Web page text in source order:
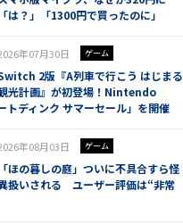
「は？」「1300円で買ったのに」
年07月30日 ゲーム
2版『A列車で行こう はじまる
光計画』が初登場！Nintendo
トディンク サマーセール」を開催
年08月03日 ゲーム
「ほの暮しの庭」ついに不具合すら怪
扱いされる ユーザー評価は“非常